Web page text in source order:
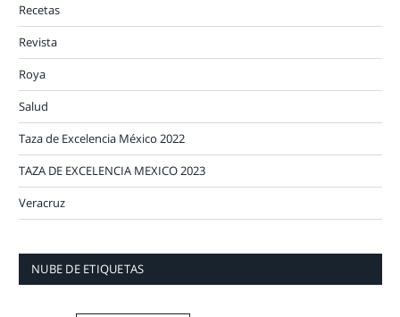
Recetas
Revista
Roya
Salud
Taza de Excelencia México 2022
TAZA DE EXCELENCIA MEXICO 2023
Veracruz
NUBE DE ETIQUETAS